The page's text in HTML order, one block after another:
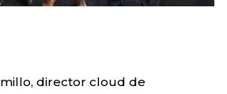
director cloud de